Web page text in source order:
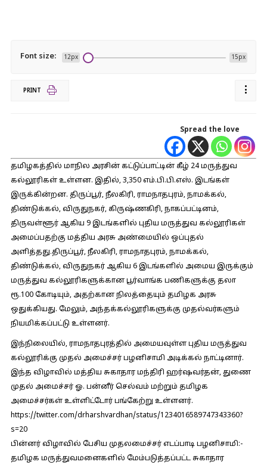
Font size: 12px 15px
PRINT
Spread the love
தமிழகத்தில் மாநில அரசின் கட்டுப்பாட்டின் கீழ் 24 மருத்துவ
கல்லூரிகள் உள்ளன. இதில், 3,350 எம்.பி.பி.எஸ். இடங்கள்
இருக்கின்றன. திருப்பூர், நீலகிரி, ராமநாதபுரம், நாமக்கல்,
திண்டுக்கல், விருதுநகர், கிருஷ்ணகிரி, நாகப்பட்டினம்,
திருவள்ளூர் ஆகிய 9 இடங்களில் புதிய மருத்துவ கல்லூரிகள்
அமைப்பதற்கு மத்திய அரசு அண்மையில் ஒப்புதல்
அளித்தது.திருப்பூர், நீலகிரி, ராமநாதபுரம், நாமக்கல்,
திண்டுக்கல், விருதுநகர் ஆகிய 6 இடங்களில் அமைய இருக்கும்
மருத்துவ கல்லூரிகளுக்கான பூர்வாங்க பணிகளுக்கு தலா
ரூ.100 கோடியும், அதற்கான நிலத்தையும் தமிழக அரசு
ஒதுக்கியது. மேலும், அந்தக்கல்லூரிகளுக்கு முதல்வர்களும்
நியமிக்கப்பட்டு உள்ளனர்.
இந்நிலையில், ராமநாதபுரத்தில் அமையவுள்ள புதிய மருத்துவ
கல்லூரிக்கு முதல் அமைச்சர் பழனிசாமி அடிக்கல் நாட்டினார்.
இந்த விழாவில் மத்திய சுகாதார மந்திரி ஹர்ஷவர்தன், துணை
முதல் அமைச்சர் ஓ. பன்னீர் செல்வம் மற்றும் தமிழக
அமைச்சர்கள் உள்ளிட்டோர் பங்கேற்று உள்ளனர்.
https://twitter.com/drharshvardhan/status/1234016589747343360?
s=20
பின்னர் விழாவில் பேசிய முதலமைச்சர் எடப்பாடி பழனிசாமி:-
தமிழக மருத்துவமனைகளில் மேம்படுத்தப்பட்ட சுகாதார